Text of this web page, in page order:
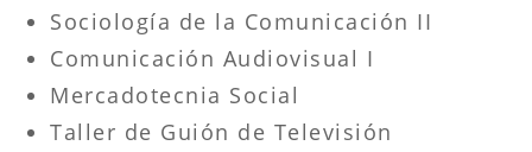
Sociología de la Comunicación II
Comunicación Audiovisual I
Mercadotecnia Social
Taller de Guión de Televisión